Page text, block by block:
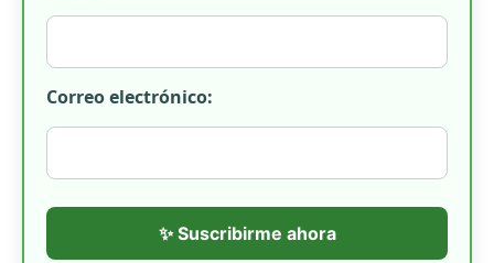
Correo electrónico:
✨ Suscribirme ahora